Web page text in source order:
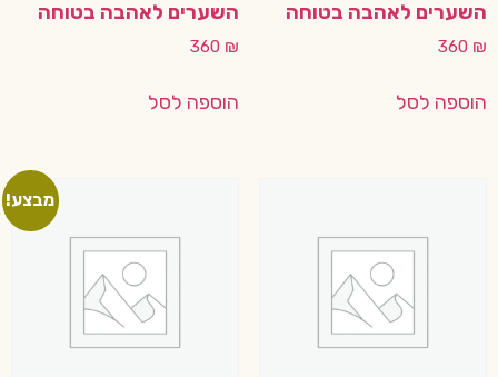
השערים לאהבה בטוחה
360 ₪
הוספה לסל
השערים לאהבה בטוחה
360 ₪
הוספה לסל
מבצע!